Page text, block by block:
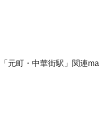
元町・中華街駅」関連